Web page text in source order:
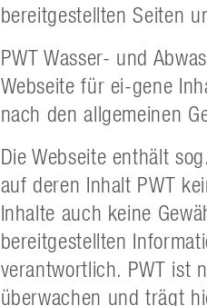
bereitgestellten Seiten
PWT Wasser- und
Webseite für ei-gene
nach den allgemeinen
Die Webseite enthält
auf deren Inhalt PWT
Inhalte auch keine
bereitgestellten
verantwortlich. PWT ist
überwachen und trägt